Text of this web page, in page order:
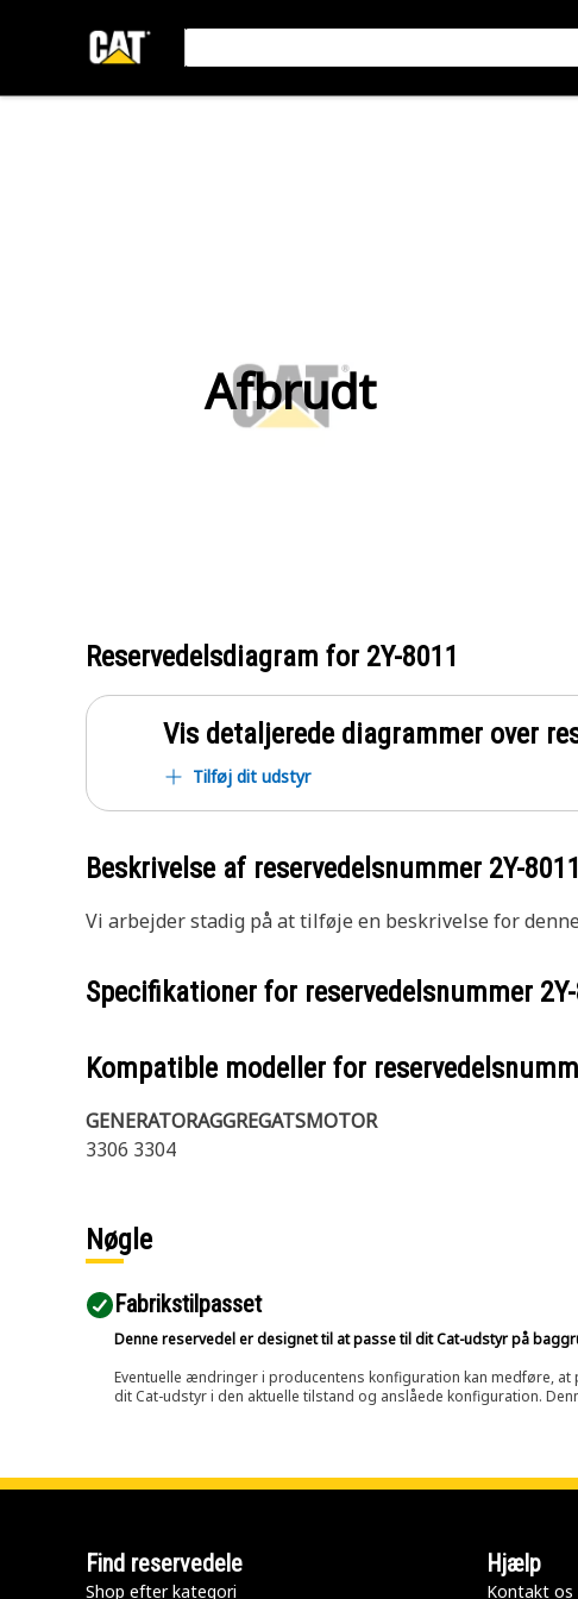
Afbrudt
Reservedelsdiagram for 2Y-8011
Vis detaljerede diagrammer over
Tilføj dit udstyr
Beskrivelse af reservedelsnummer 2Y-8011
Vi arbejder stadig på at tilføje en beskrivelse for
Specifikationer for reservedelsnummer
Kompatible modeller for
GENERATORAGGREGATSMOTOR
3306 3304
Nøgle
Fabrikstilpasset
Denne reservedel er designet til at passe til dit Cat-udstyr på
Eventuelle ændringer i producentens konfiguration kan medføre,
dit Cat-udstyr i den aktuelle tilstand og anslåede konfiguration.
Find reservedele
Shop efter kategori
Hjælp
Kontakt os